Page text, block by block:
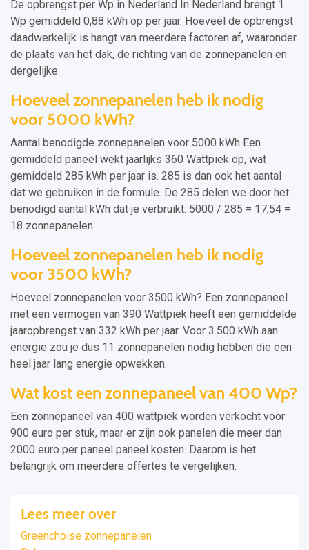
De opbrengst per Wp in Nederland In Nederland brengt 1
Wp gemiddeld 0,88 kWh op per jaar. Hoeveel de opbrengst
daadwerkelijk is hangt van meerdere factoren af, waaronder
de plaats van het dak, de richting van de zonnepanelen en
dergelijke.
Hoeveel zonnepanelen heb ik nodig
voor 5000 kWh?
Aantal benodigde zonnepanelen voor 5000 kWh Een
gemiddeld paneel wekt jaarlijks 360 Wattpiek op, wat
gemiddeld 285 kWh per jaar is. 285 is dan ook het aantal
dat we gebruiken in de formule. De 285 delen we door het
benodigd aantal kWh dat je verbruikt: 5000 / 285 = 17,54 =
18 zonnepanelen.
Hoeveel zonnepanelen heb ik nodig
voor 3500 kWh?
Hoeveel zonnepanelen voor 3500 kWh? Een zonnepaneel
met een vermogen van 390 Wattpiek heeft een gemiddelde
jaaropbrengst van 332 kWh per jaar. Voor 3.500 kWh aan
energie zou je dus 11 zonnepanelen nodig hebben die een
heel jaar lang energie opwekken.
Wat kost een zonnepaneel van 400 Wp?
Een zonnepaneel van 400 wattpiek worden verkocht voor
900 euro per stuk, maar er zijn ook panelen die meer dan
2000 euro per paneel paneel kosten. Daarom is het
belangrijk om meerdere offertes te vergelijken.
Lees meer over
Greenchoise zonnepanelen